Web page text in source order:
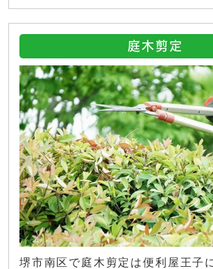
庭木剪定
堺市南区で庭木剪定は便利屋王子